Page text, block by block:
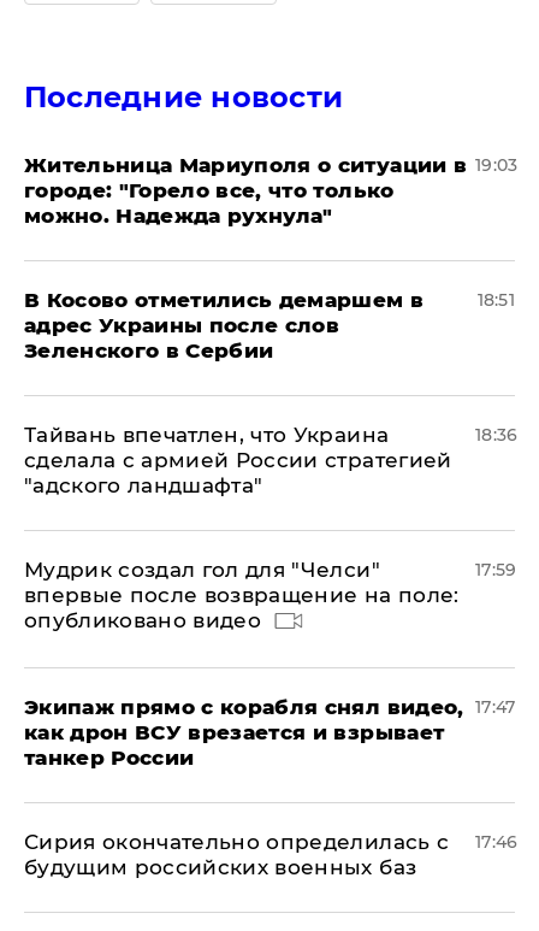
Последние новости
Жительница Мариуполя о ситуации в
городе: "Горело все, что только
можно. Надежда рухнула"
19:03
В Косово отметились демаршем в
адрес Украины после слов
Зеленского в Сербии
18:51
Тайвань впечатлен, что Украина
сделала с армией России стратегией
"адского ландшафта"
18:36
Мудрик создал гол для "Челси"
впервые после возвращение на поле:
опубликовано видео
17:59
Экипаж прямо с корабля снял видео,
как дрон ВСУ врезается и взрывает
танкер России
17:47
Сирия окончательно определилась с
будущим российских военных баз
17:46